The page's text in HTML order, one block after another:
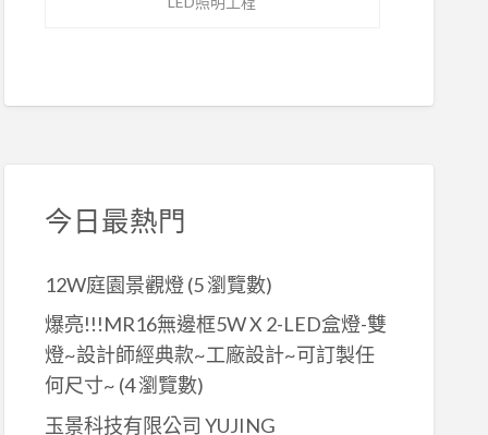
今日最熱門
12W庭園景觀燈(5 瀏覽數)
爆亮!!!MR16無邊框5W X 2-LED盒燈-雙
燈~設計師經典款~工廠設計~可訂製任
何尺寸~ (4 瀏覽數)
玉景科技有限公司 YUJING